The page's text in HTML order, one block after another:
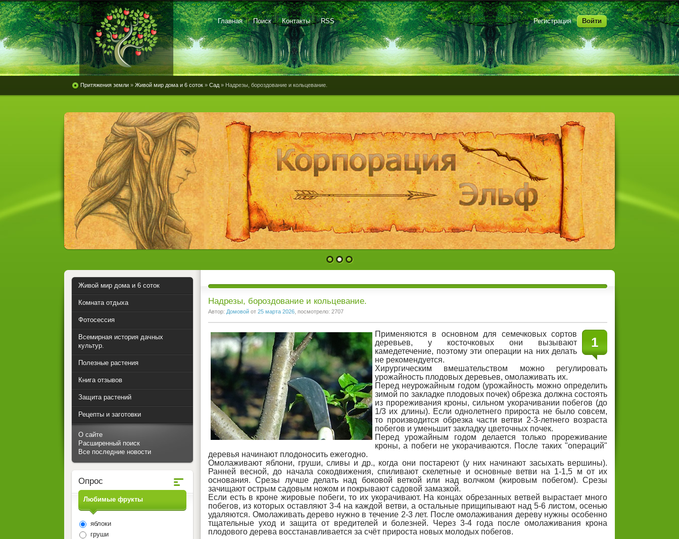
Регистрация Войти
Главная Поиск Контакты RSS
Притяжения земли » Живой мир дома и 6 соток » Сад » Надрезы, бороздование и кольцевание.
1 2 3
Надрезы, бороздование и кольцевание.
Автор: Домовой от 25 марта 2026 , посмотрело: 2707
1
Применяются в основном для семечковых сортов
деревьев, у косточковых они вызывают
камедетечение, поэтому эти операции на них делать
не рекомендуется.
Хирургическим вмешательством можно регулировать
урожайность плодовых деревьев, омолаживать их.
Перед неурожайным годом (урожайность можно определить
зимой по закладке плодовых почек) обрезка должна состоять
из прореживания кроны, сильном укорачивании побегов (до
1/3 их длины). Если однолетнего прироста не было совсем,
то производится обрезка части ветви 2-3-летнего возраста
побегов и уменьшит закладку цветочных почек.
Перед урожайным годом делается только прореживание
кроны, а побеги не укорачиваются. После таких "операций"
деревья начинают плодоносить ежегодно.
Омолаживают яблони, груши, сливы и др., когда они постареют (у них начинают засыхать вершины).
Ранней весной, до начала сокодвижения, спиливают скелетные и основные ветви на 1-1,5 м от их
основания. Срезы лучше делать над боковой веткой или над волчком (жировым побегом). Срезы
зачищают острым садовым ножом и покрывают садовой замазкой.
Если есть в кроне жировые побеги, то их укорачивают. На концах обрезанных ветвей вырастает много
побегов, из которых оставляют 3-4 на каждой ветви, а остальные прищипывают над 5-6 листом, осенью
удаляются. Омолаживать дерево нужно в течение 2-3 лет. После омолаживания дереву нужны особенно
тщательные уход и защита от вредителей и болезней. Через 3-4 года после омолаживания крона
плодового дерева восстанавливается за счёт прироста новых молодых побегов.
Живой мир дома и 6 соток
Комната отдыха
Фотосессия
Всемирная история дачных
культур.
Полезные растения
Книга отзывов
Защита растений
Рецепты и заготовки
О сайте
Расширенный поиск
Все последние новости
Опрос
Любимые фрукты
яблоки
груши